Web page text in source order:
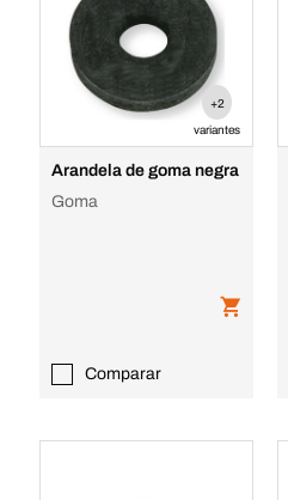
+2
variantes
Arandela de goma negra
Goma
Comparar